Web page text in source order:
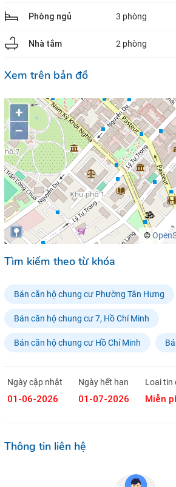
Phòng ngủ 3 phòng
Nhà tắm 2 phòng
Xem trên bản đồ
+
–
©
Tìm kiếm theo từ khóa
Bán căn hộ chung cư Phường Tân Hưng
Bán căn hộ chung cư 7, Hồ Chí Minh
Bán căn hộ chung cư Hồ Chí Minh
Ngày cập nhật
01-06-2026
Ngày hết hạn
01-07-2026
Loại tin
Miễn
Thông tin liên hệ